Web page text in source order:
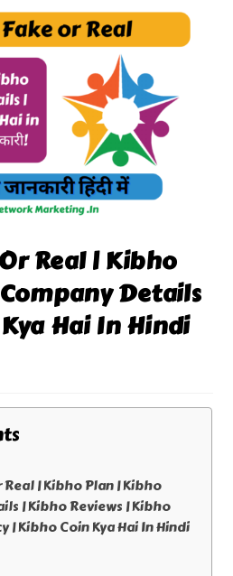
Real | Kibho
Details
Hai In Hindi
Real | Kibho Plan | Kibho
| Kibho Reviews | Kibho
| Kibho Coin Kya Hai In Hindi